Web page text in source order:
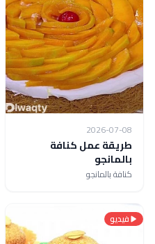
2026-07-08
طريقة عمل كنافة
بالمانجو
كنافة بالمانجو
فيديو